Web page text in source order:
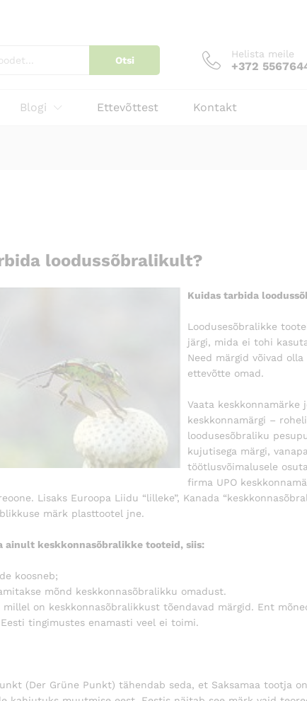
Otsi
Helista meile
+372
Blogi Ettevõttest Kontakt
loodussõbralikult?
Kuidas tarbida
Loodusesõbralikke
järgi, mida ei tohi
Need märgid võivad
ettevõtte omad.
Vaata keskkonnamärke
keskkonnamärgi –
loodusesõbraliku
kujutisega märgi,
töötlusvõimalusele
firma UPO
Lisaks Euroopa Liidu “lilleke”, Kanada
märk plasttootel jne.
ainult keskkonnasõbralikke tooteid, siis:
koosneb;
mõnd keskkonnasõbralikku omadust.
on keskkonnasõbralikkust tõendavad märgid. Ent
tingimustes enamasti veel ei toimi.
(Der Grüne Punkt) tähendab seda, et Saksamaa tootja